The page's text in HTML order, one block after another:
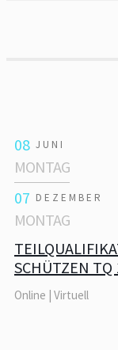
08 JUNI
MONTAG
07 DEZEMBER
MONTAG
SCHÜTZEN TQ
Online | Virtuell